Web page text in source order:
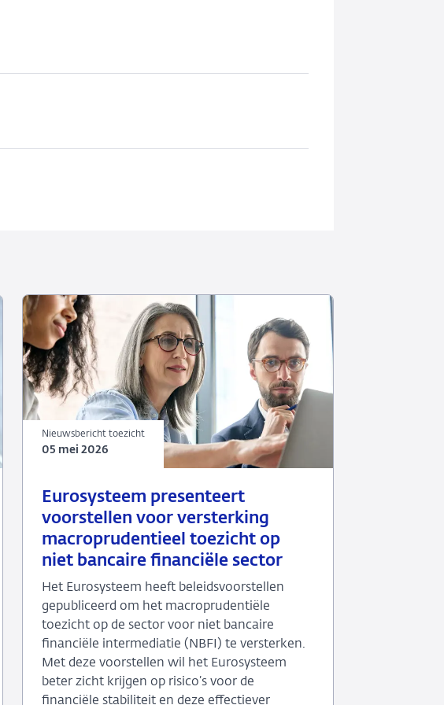
Eurosysteem presenteert
voorstellen voor versterking
macroprudentieel toezicht op
niet bancaire financiële sector
05
Nieuwsbericht
toezicht
Het Eurosysteem heeft beleidsvoorstellen
gepubliceerd om het macroprudentiële
toezicht op de sector voor niet bancaire
financiële intermediatie (NBFI) te versterken.
Met deze voorstellen wil het Eurosysteem
beter zicht krijgen op risico’s voor de
financiële stabiliteit en deze effectiever
Nieuwsbericht toezicht
05 mei 2026